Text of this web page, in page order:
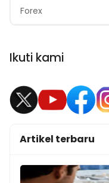
Forex
Ikuti kami
Artikel terbaru